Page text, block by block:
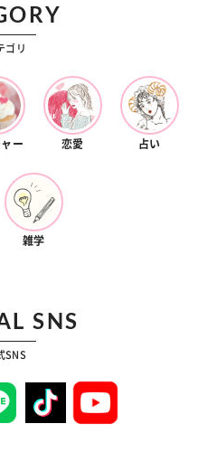
ゴリ
ー 恋愛 占い
雑学
SNS
SNS